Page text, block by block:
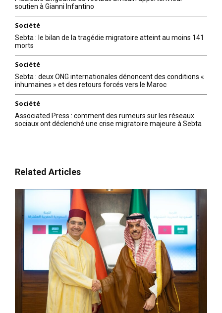
soutien à Gianni Infantino
Société
Sebta : le bilan de la tragédie migratoire atteint au moins 141
morts
Société
Sebta : deux ONG internationales dénoncent des conditions «
inhumaines » et des retours forcés vers le Maroc
Société
Associated Press : comment des rumeurs sur les réseaux
sociaux ont déclenché une crise migratoire majeure à Sebta
Related Articles